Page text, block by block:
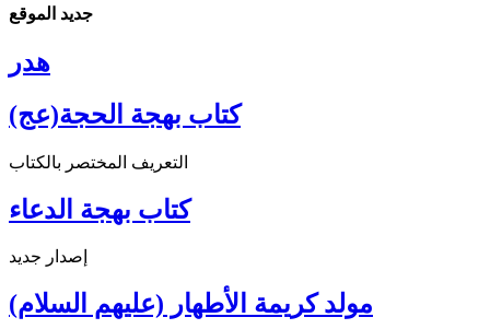
جديد الموقع
هدر
كتاب بهجة الحجة(عج)
التعريف المختصر بالكتاب
كتاب بهجة الدعاء
إصدار جديد
مولد كريمة الأطهار (عليهم السلام)